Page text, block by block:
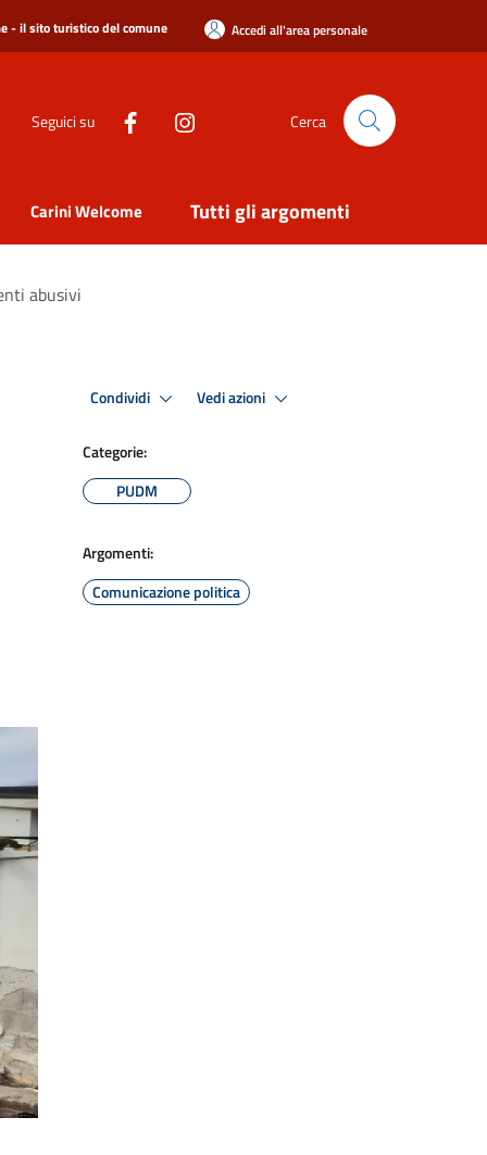
- il sito turistico del comune Accedi all'area personale
Seguici su Cerca
Carini Welcome Tutti gli argomenti
abusivi
Condividi Vedi azioni
Categorie:
PUDM
Argomenti:
Comunicazione politica